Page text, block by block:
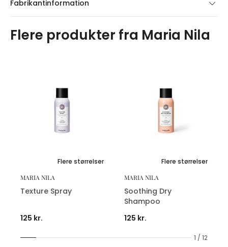
Fabrikantinformation
Flere produkter fra Maria Nila
1 / 12
Flere størrelser
MARIA NILA
Texture Spray
125 kr.
Flere størrelser
MARIA NILA
Soothing Dry
Shampoo
125 kr.